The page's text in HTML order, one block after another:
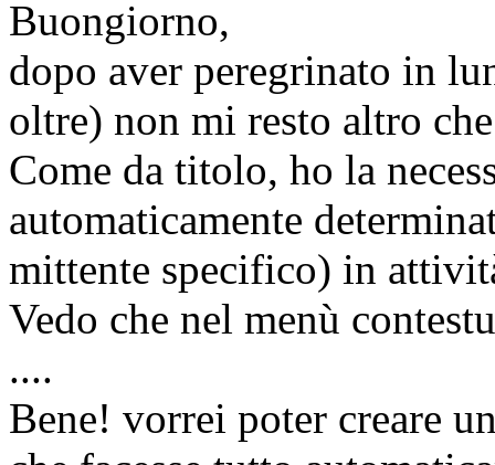
Buongiorno,
dopo aver peregrinato in
oltre) non mi resto altro
Come da titolo, ho la
automaticamente
mittente specifico) in
Vedo che nel menù
....
Bene! vorrei poter creare